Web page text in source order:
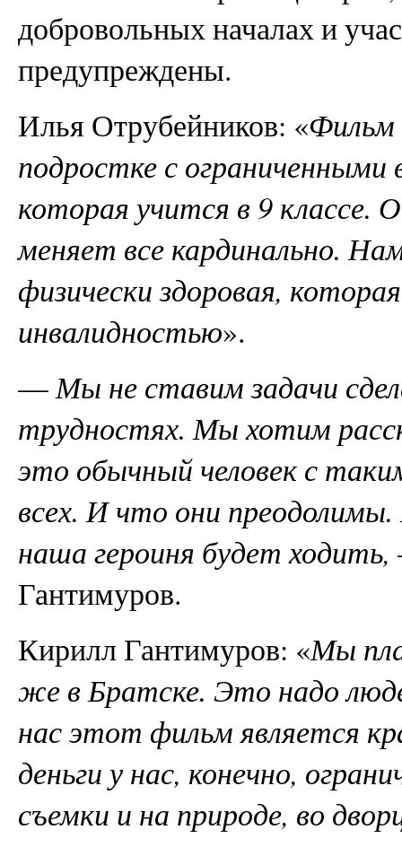
добровольных началах и
предупреждены.
Илья Отрубейников: «Фильм
подростке с
которая учится в 9 классе.
меняет все кардинально.
физически здоровая,
инвалидностью».
—Мы не ставим задачи
трудностях. Мы хотим
это обычный человек с
всех. И что они
наша героиня будет ходить,
Гантимуров.
Кирилл Гантимуров: «Мы
же в Братске. Это надо
нас этот фильм является
деньги у нас, конечно,
съемки и на природе, во